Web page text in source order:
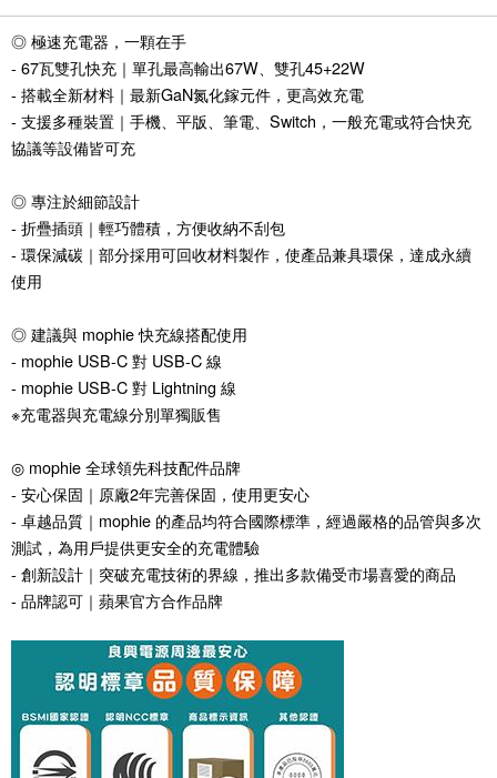
◎ 極速充電器，一顆在手
- 67瓦雙孔快充｜單孔最高輸出67W、雙孔45+22W
- 搭載全新材料｜最新GaN氮化鎵元件，更高效充電
- 支援多種裝置｜手機、平版、筆電、Switch，一般充電或符合快充
協議等設備皆可充
◎ 專注於細節設計
- 折疊插頭｜輕巧體積，方便收納不刮包
- 環保減碳｜部分採用可回收材料製作，使產品兼具環保，達成永續
使用
◎ 建議與 mophie 快充線搭配使用
- mophie USB-C 對 USB-C 線
- mophie USB-C 對 Lightning 線
※充電器與充電線分別單獨販售
◎ mophie 全球領先科技配件品牌
- 安心保固｜原廠2年完善保固，使用更安心
- 卓越品質｜mophie 的產品均符合國際標準，經過嚴格的品管與多次
測試，為用戶提供更安全的充電體驗
- 創新設計｜突破充電技術的界線，推出多款備受市場喜愛的商品
- 品牌認可｜蘋果官方合作品牌